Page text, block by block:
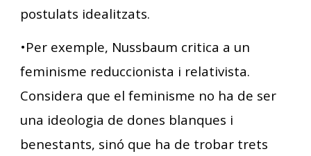
postulats idealitzats.
•Per exemple, Nussbaum critica a un
feminisme reduccionista i relativista.
Considera que el feminisme no ha de ser
una ideologia de dones blanques i
benestants, sinó que ha de trobar trets